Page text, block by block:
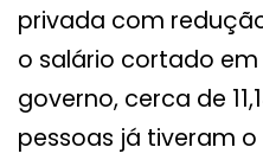
privada com
o salário cortado em
governo, cerca de
pessoas já tiveram